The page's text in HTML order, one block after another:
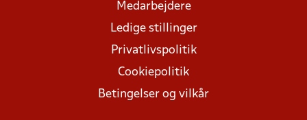
Medarbejdere
Ledige stillinger
Privatlivspolitik
Cookiepolitik
Betingelser og vilkår